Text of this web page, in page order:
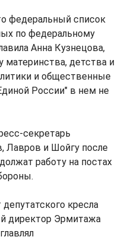
федеральный список
по федеральному
Анна Кузнецова,
материнства, детства и
и общественные
России" в нем не
секретарь
Лавров и Шойгу после
работу на постах
кресла
директор Эрмитажа